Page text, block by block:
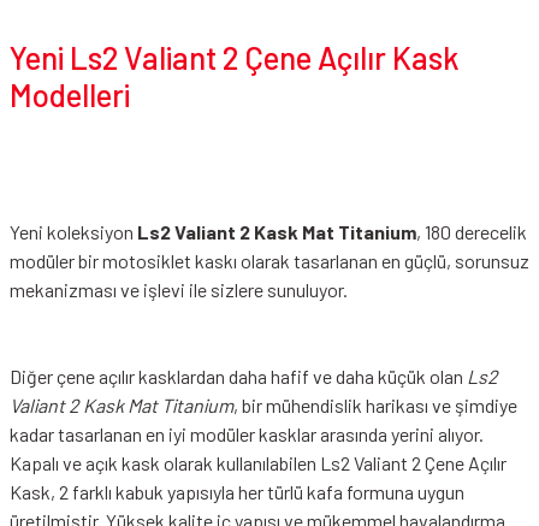
Yeni Ls2 Valiant 2 Çene Açılır Kask
Modelleri
Yeni koleksiyon Ls2 Valiant 2 Kask Mat Titanium, 180 derecelik
modüler bir motosiklet kaskı olarak tasarlanan en güçlü, sorunsuz
mekanizması ve işlevi ile sizlere sunuluyor.
Diğer çene açılır kasklardan daha hafif ve daha küçük olan Ls2
Valiant 2 Kask Mat Titanium, bir mühendislik harikası ve şimdiye
kadar tasarlanan en iyi modüler kasklar arasında yerini alıyor.
Kapalı ve açık kask olarak kullanılabilen Ls2 Valiant 2 Çene Açılır
Kask, 2 farklı kabuk yapısıyla her türlü kafa formuna uygun
üretilmiştir. Yüksek kalite iç yapısı ve mükemmel havalandırma